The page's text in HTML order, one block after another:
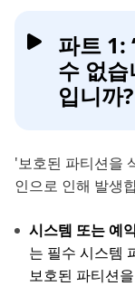
파트 1:
수 없습
입니까?
'보호된 파티션을
인으로 인해 발생
시스템 또는 예
는 필수 시스템
보호된 파티션